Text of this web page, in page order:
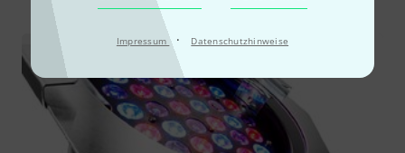
Impressum · Datenschutzhinweise